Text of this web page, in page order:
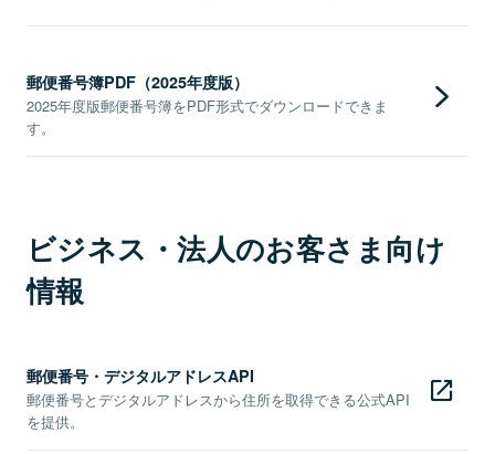
郵便番号簿PDF（2025年度版）
2025年度版郵便番号簿をPDF形式でダウンロードできま
す。
ビジネス・法人のお客さま向け
情報
郵便番号・デジタルアドレスAPI
郵便番号とデジタルアドレスから住所を取得できる公式API
を提供。